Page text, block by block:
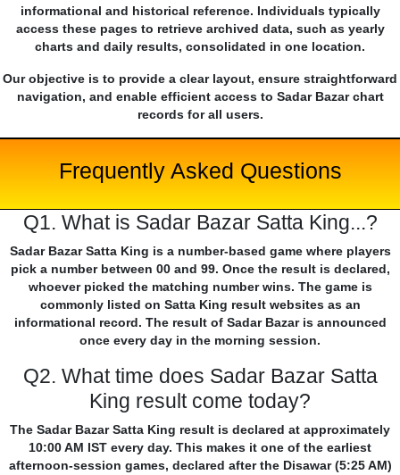
informational and historical reference. Individuals typically
access these pages to retrieve archived data, such as yearly
charts and daily results, consolidated in one location.
Our objective is to provide a clear layout, ensure straightforward
navigation, and enable efficient access to Sadar Bazar chart
records for all users.
Frequently Asked Questions
Q1. What is Sadar Bazar Satta King...?
Sadar Bazar Satta King is a number-based game where players
pick a number between 00 and 99. Once the result is declared,
whoever picked the matching number wins. The game is
commonly listed on Satta King result websites as an
informational record. The result of Sadar Bazar is announced
once every day in the morning session.
Q2. What time does Sadar Bazar Satta
King result come today?
The Sadar Bazar Satta King result is declared at approximately
10:00 AM IST every day. This makes it one of the earliest
afternoon-session games, declared after the Disawar (5:25 AM)